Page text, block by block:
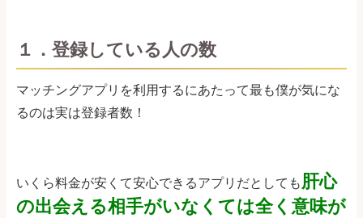
１．登録している人の数
マッチングアプリを利用するにあたって最も僕が気にな
るのは実は登録者数！
いくら料金が安くて安心できるアプリだとしても肝心
の出会える相手がいなくては全く意味が